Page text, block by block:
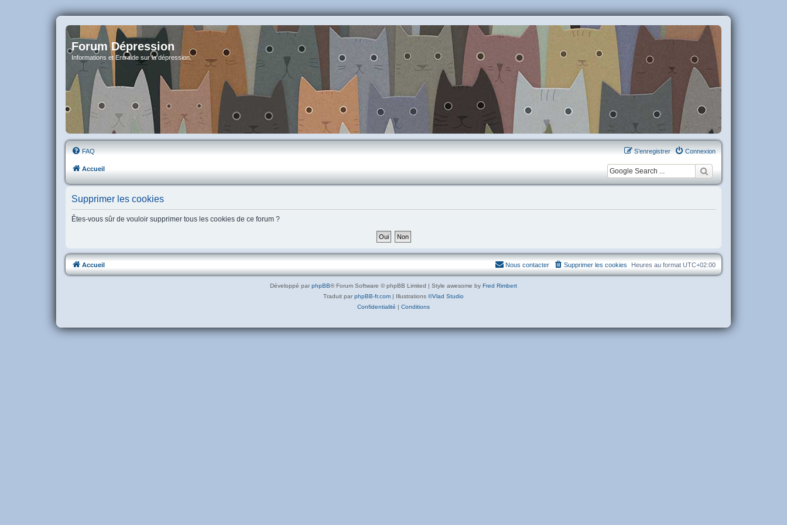
Forum Dépression
Informations et Entraide sur la dépression.
FAQ Connexion
S’enregistrer
Accueil
Supprimer les cookies
Êtes-vous sûr de vouloir supprimer tous les cookies de ce forum ?
Accueil Heures au format UTC+02:00
Supprimer les cookies
Nous contacter
Développé par phpBB® Forum Software © phpBB Limited | Style awesome by Fred Rimbert
Traduit par phpBB-fr.com | Illustrations ©Vlad Studio
Confidentialité | Conditions